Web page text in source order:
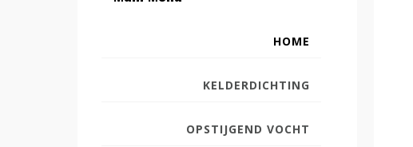
HOME
KELDERDICHTING
OPSTIJGEND VOCHT